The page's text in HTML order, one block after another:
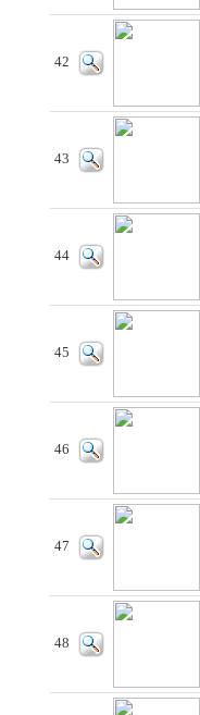
42
43
44
45
46
47
48